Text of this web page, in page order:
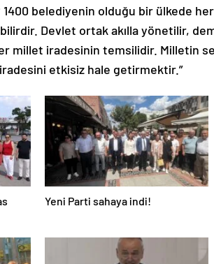
belediyenin olduğu bir ülkede
Devlet ortak akılla yönetilir,
millet iradesinin temsilidir. Milletin
etkisiz hale getirmektir.”
Yeni Parti sahaya indi!